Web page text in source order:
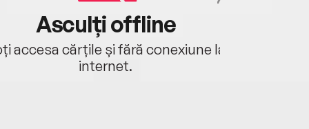
Asculți offline
accesa cărțile și fără conexiune la
internet.